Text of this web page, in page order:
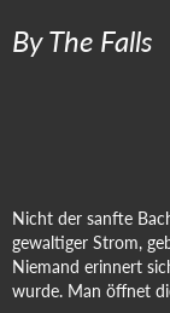
By The Falls
Nicht der sanfte
gewaltiger Strom,
Niemand erinnert
wurde. Man öffnet